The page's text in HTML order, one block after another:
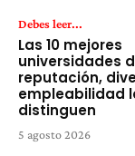
Debes leer...
Las 10 mejores
universidades
reputación,
empleabilidad
distinguen
5 agosto 2026